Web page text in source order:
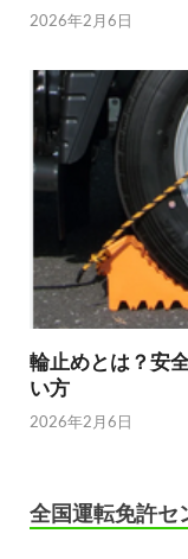
2026年2月6日
輪止めとは？安
い方
2026年2月6日
全国運転免許セ